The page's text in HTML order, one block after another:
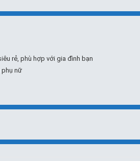
rẻ, phù hợp với gia đình bạn
phụ nữ